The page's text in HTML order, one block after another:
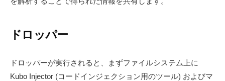
ドロッパー
ドロッパーが実行されると、まずファイルシステム上に
Kubo Injector (コードインジェクション用のツール) およびマ